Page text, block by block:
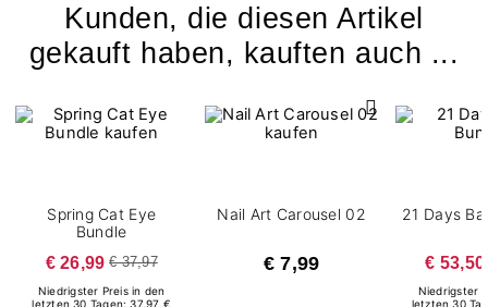
Kunden, die diesen Artikel
gekauft haben, kauften auch ...
Spring Cat Eye
Bundle
€ 26,99 € 37,97
Niedrigster Preis in den
letzten 30 Tagen: 37.97 €
Nail Art Carousel 02
€ 7,99
21 Days
€ 53,50
Niedrigster
letzten 30